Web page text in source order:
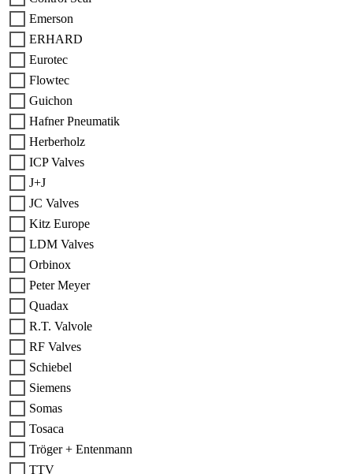
Emerson
ERHARD
Eurotec
Flowtec
Guichon
Hafner Pneumatik
Herberholz
ICP Valves
J+J
JC Valves
Kitz Europe
LDM Valves
Orbinox
Peter Meyer
Quadax
R.T. Valvole
RF Valves
Schiebel
Siemens
Somas
Tosaca
Tröger + Entenmann
TTV